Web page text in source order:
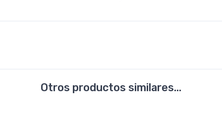
Otros productos similares...